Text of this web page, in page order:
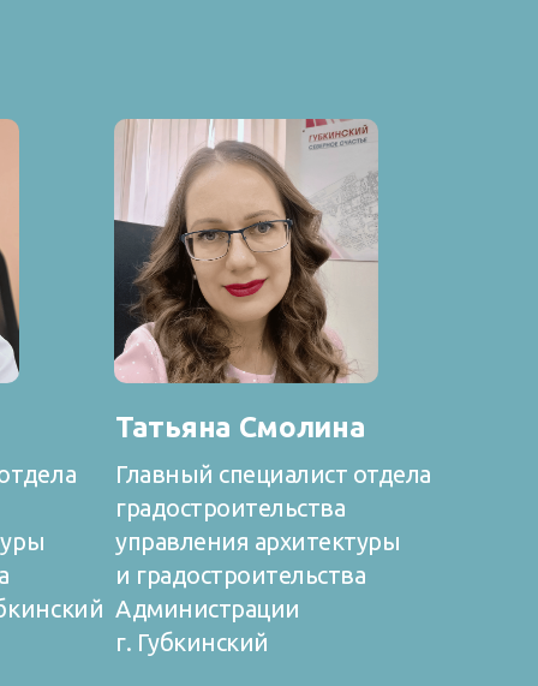
Главный специалист отдела
градостроительства
управления архитектуры
и градостроительства
Администрации
г. Губкинский
Татьяна Смолина